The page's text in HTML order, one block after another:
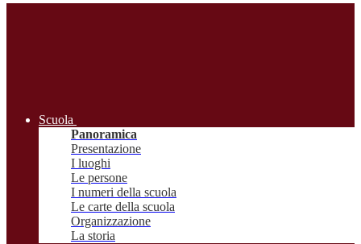
Scuola
Panoramica
Presentazione
I luoghi
Le persone
I numeri della scuola
Le carte della scuola
Organizzazione
La storia